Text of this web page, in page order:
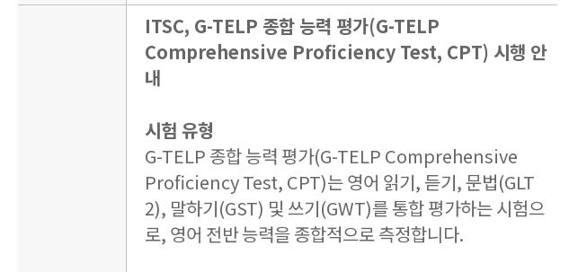
ITSC, G-TELP 종합 능력 평가(G-TELP
Comprehensive Proficiency Test, CPT) 시행 안
내
시험 유형
G-TELP 종합 능력 평가(G-TELP Comprehensive
Proficiency Test, CPT)는 영어 읽기, 듣기, 문법(GLT
2), 말하기(GST) 및 쓰기(GWT)를 통합 평가하는 시험으
로, 영어 전반 능력을 종합적으로 측정합니다.